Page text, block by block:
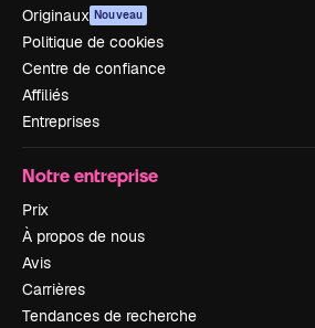
Originaux Nouveau
Politique de cookies
Centre de confiance
Affiliés
Entreprises
Notre entreprise
Prix
À propos de nous
Avis
Carrières
Tendances de recherche